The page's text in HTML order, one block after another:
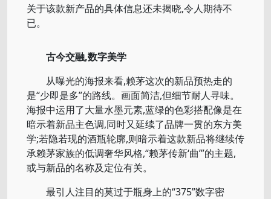
关于该款新产品的具体信息还未揭晓,令人期待不
已。
古今交融,数字美学
从曝光的海报来看,赖茅这次的新品预热走的
是“少即是多”的路线。画面简洁,但细节耐人寻味。
海报中运用了大量水墨元素,蓝绿的色彩搭配像是在
暗示着新品主色调,同时又延续了品牌一贯的东方美
学;若隐若现的酒瓶轮廓,则暗示着这款新品将继续传
承赖茅家族的低调奢华风格,“赖茅传新‘曲’”的主题,
或与新品的名称及定位有关。
最引人注目的莫过于瓶身上的“375”数字密